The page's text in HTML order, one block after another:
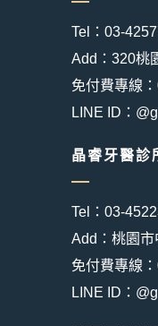
Tel：03-
Add：320桃
免付費專線
LINE ID：
晶睿牙醫診
Tel：03-
Add：桃園
免付費專線
LINE ID：